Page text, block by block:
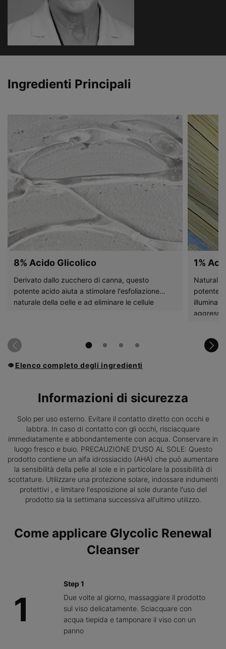
Ingredienti Principali
8% Acido Glicolico
Derivato dallo zucchero di canna, questo
potente acido aiuta a stimolare l'esfoliazione
naturale della pelle e ad eliminare le cellule
1%
potente
👁 Elenco completo degli ingredienti
Informazioni di sicurezza
Solo per uso esterno. Evitare il contatto diretto con occhi e
labbra. In caso di contatto con gli occhi, risciacquare
immediatamente e abbondantemente con acqua. Conservare in
luogo fresco e buio. PRECAUZIONE D'USO AL SOLE: Questo
prodotto contiene un alfa idrossiacido (AHA) che può aumentare
la sensibilità della pelle al sole e in particolare la possibilità di
scottature. Utilizzare una protezione solare, indossare indumenti
protettivi , e limitare l'esposizione al sole durante l'uso del
prodotto sia la settimana successiva all'ultimo utilizzo.
PDP Product How to Use Section
Come applicare Glycolic Renewal
Cleanser
1
Step 1
Due volte al giorno, massaggiare il prodotto
sul viso delicatamente. Sciacquare con
acqua tiepida e tamponare il viso con un
panno